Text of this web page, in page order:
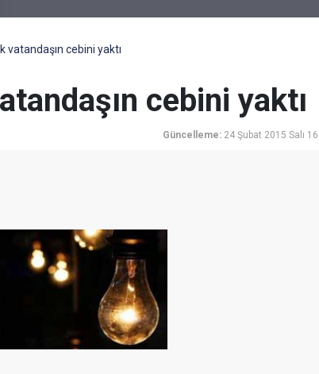
vatandaşın cebini yaktı
cebini yaktı
Güncelleme: 24 Şubat 2015 Salı